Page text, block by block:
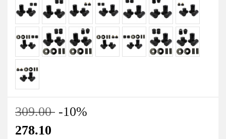
309.00 -10%
278.10